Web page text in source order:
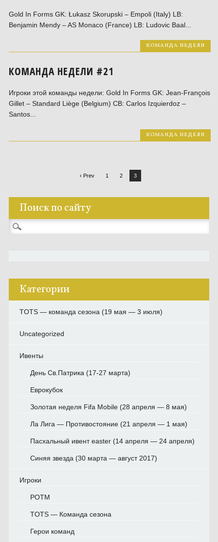
Gold In Forms GK: Łukasz Skorupski – Empoli (Italy) LB:
Benjamin Mendy – AS Monaco (France) LB: Ludovic Baal...
КОМАНДА НЕДЕЛИ
КОМАНДА НЕДЕЛИ #21
Игроки этой команды недели: Gold In Forms GK: Jean-François
Gillet – Standard Liège (Belgium) CB: Carlos Izquierdoz –
Santos...
КОМАНДА НЕДЕЛИ
‹ Prev 1 2 3
Поиск по сайту
Найти:
Категории
TOTS — команда сезона (19 мая — 3 июля)
Uncategorized
Ивенты
День Св.Патрика (17-27 марта)
Еврокубок
Золотая неделя Fifa Mobile (28 апреля — 8 мая)
Ла Лига — Противостояние (21 апреля — 1 мая)
Пасхальный ивент easter (14 апреля — 24 апреля)
Синяя звезда (30 марта — август 2017)
Игроки
POTM
TOTS — Команда сезона
Герои команд